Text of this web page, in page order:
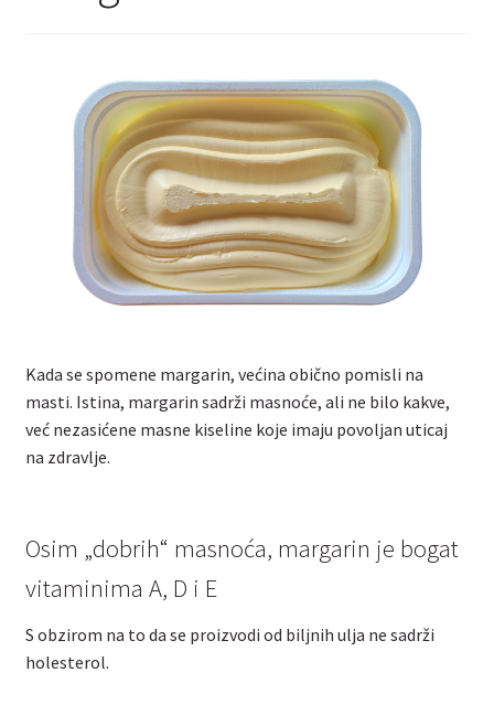
Kada se spomene margarin, većina obično pomisli na
masti. Istina, margarin sadrži masnoće, ali ne bilo kakve,
već nezasićene masne kiseline koje imaju povoljan uticaj
na zdravlje.
Osim „dobrih“ masnoća, margarin je bogat
vitaminima A, D i E
S obzirom na to da se proizvodi od biljnih ulja ne sadrži
holesterol.